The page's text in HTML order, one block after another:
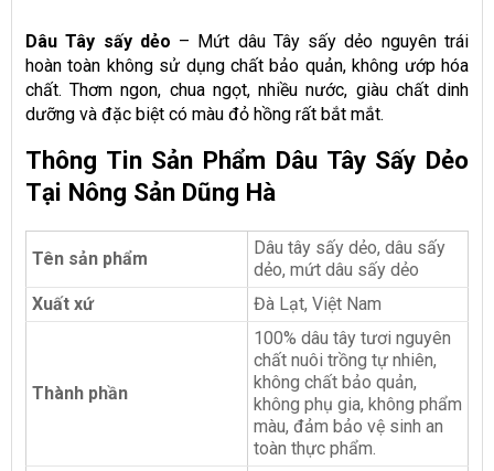
Dâu Tây sấy dẻo – Mứt dâu Tây sấy dẻo nguyên trái
hoàn toàn không sử dụng chất bảo quản, không ướp hóa
chất. Thơm ngon, chua ngọt, nhiều nước, giàu chất dinh
dưỡng và đặc biệt có màu đỏ hồng rất bắt mắt.
Thông Tin Sản Phẩm Dâu Tây Sấy Dẻo
Tại Nông Sản Dũng Hà
Tên sản phẩm
Dâu tây sấy dẻo, dâu sấy
dẻo, mứt dâu sấy dẻo
Xuất xứ
Đà Lạt, Việt Nam
Thành phần
100% dâu tây tươi nguyên
chất nuôi trồng tự nhiên,
không chất bảo quản,
không phụ gia, không phẩm
màu, đảm bảo vệ sinh an
toàn thực phẩm.